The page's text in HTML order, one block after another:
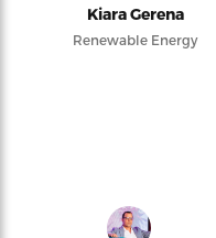
Kiara Gerena
Renewable Energy